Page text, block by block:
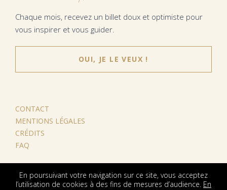
Chaque mois, recevez un billet doux et optimiste pour
vous inspirer et vous guider.
OUI, JE LE VEUX !
CONTACT
MENTIONS LÉGALES
CRÉDITS
FAQ
En poursuivant votre navigation sur ce site, vous acceptez
l’utilisation de cookies à des fins de mesures d’audience. En